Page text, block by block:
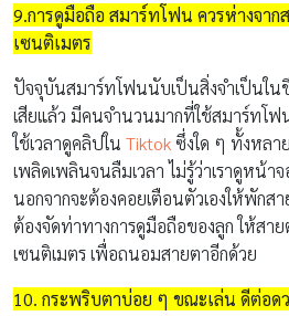
9.การดูมือถือ สมาร์ทโฟน ควรห่างจา
เซนติเมตร
ปัจจุบันสมาร์ทโฟนนับเป็นสิ่งจำเป็นใ
เสียแล้ว มีคนจำนวนมากที่ใช้สมาร์ทโฟ
ใช้เวลาดูคลิปใน Tiktok ซึ่งใด ๆ ทั้งหลา
เพลิดเพลินจนลืมเวลา ไม่รู้ว่าเราดูหน้
นอกจากจะต้องคอยเตือนตัวเองให้พัก
ต้องจัดท่าทางการดูมือถือของลูก ให้สา
เซนติเมตร เพื่อถนอมสายตาอีกด้วย
10. กระพริบตาบ่อย ๆ ขณะเล่น ดีต่อด